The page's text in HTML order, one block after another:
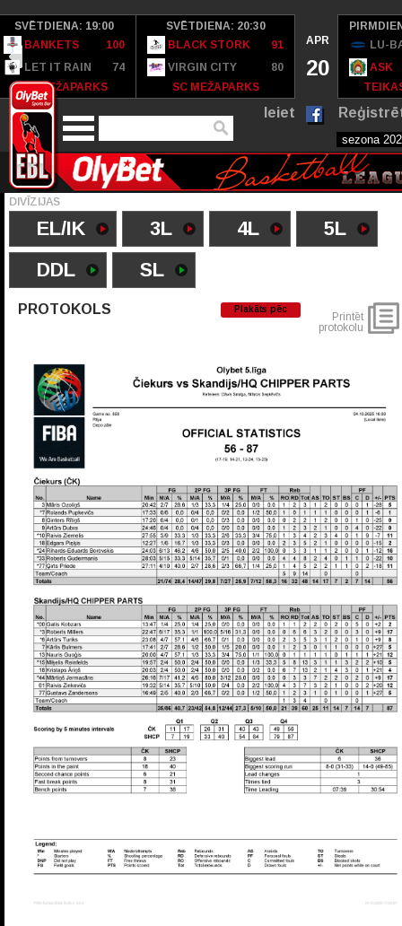
SVĒTDIENA: 19:00
BANKETS
100
LET IT RAIN
74
SC MEŽAPARKS
SVĒTDIENA: 20:30
BLACK STORK
91
VIRGIN CITY
80
SC MEŽAPARKS
APR
20
LU-
ASK
Ieiet
DIVĪZIJAS
EL/IK 3L 4L
5L
DDL
SL
PROTOKOLS Plakāts pēc
Printēt
protokolu